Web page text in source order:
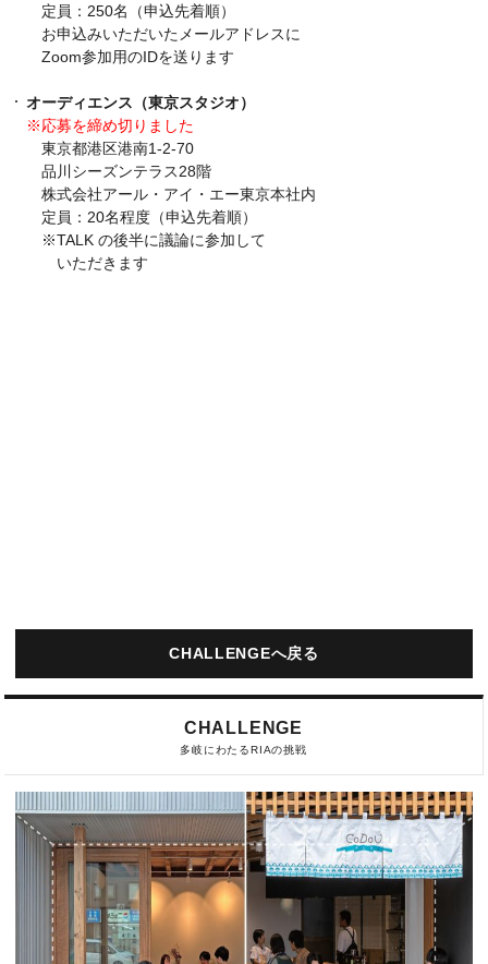
定員：250名（申込先着順）
お申込みいただいたメールアドレスに
Zoom参加用のIDを送ります
オーディエンス（東京スタジオ）
※応募を締め切りました
東京都港区港南1-2-70
品川シーズンテラス28階
株式会社アール・アイ・エー東京本社内
定員：20名程度（申込先着順）
※TALK の後半に議論に参加して
いただきます
CHALLENGEへ戻る
CHALLENGE
多岐にわたるRIAの挑戦